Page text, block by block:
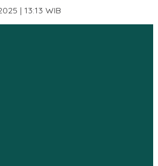
| 13:13 WIB